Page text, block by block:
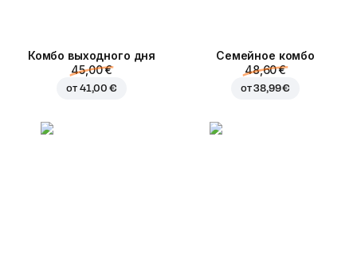
Комбо выходного дня
45,00 €
от 41,00 €
Семейное комбо
48,60 €
от38,99 €